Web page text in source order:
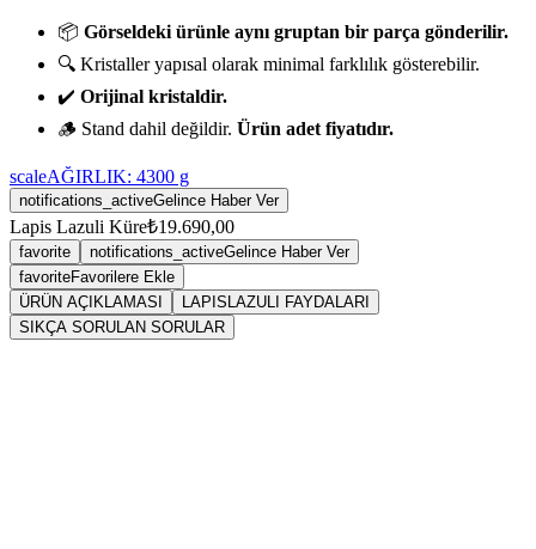
📦 Görseldeki ürünle aynı gruptan bir parça gönderilir.
🔍 Kristaller yapısal olarak minimal farklılık gösterebilir.
✔️ Orijinal kristaldir.
🪵 Stand dahil değildir. Ürün adet fiyatıdır.
scaleAĞIRLIK: 4300 g
notifications_activeGelince Haber Ver
Lapis Lazuli Küre₺19.690,00
favorite notifications_activeGelince Haber Ver
favoriteFavorilere Ekle
ÜRÜN AÇIKLAMASI
LAPISLAZULI FAYDALARI
SIKÇA SORULAN SORULAR